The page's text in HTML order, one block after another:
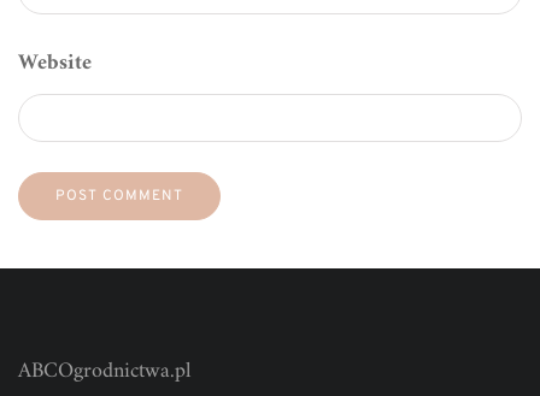
Website
ABCOgrodnictwa.pl